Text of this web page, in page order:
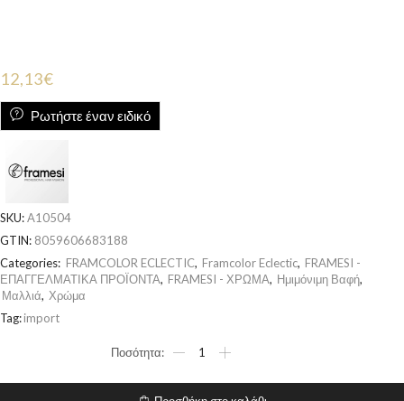
12,13€
Ρωτήστε έναν ειδικό
SKU:A10504
GTIN: 8059606683188
Categories: FRAMCOLOR ECLECTIC, Framcolor Eclectic, FRAMESI -
ΕΠΑΓΓΕΛΜΑΤΙΚΑ ΠΡΟΪΟΝΤΑ, FRAMESI - ΧΡΩΜΑ, Ημιμόνιμη Βαφή,
Μαλλιά, Χρώμα
Tag:import